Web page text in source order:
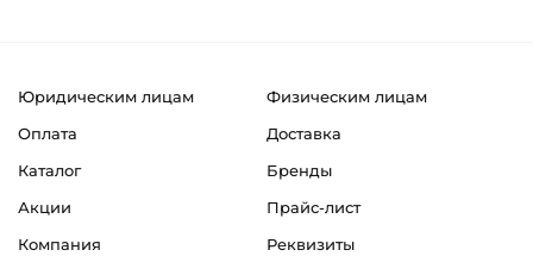
Юридическим лицам
Физическим лицам
Оплата
Доставка
Каталог
Бренды
Акции
Прайс-лист
Компания
Реквизиты